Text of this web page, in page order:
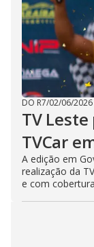
DO R7/02/06/2026
TV
TVCar
A edição em
realização da
e com